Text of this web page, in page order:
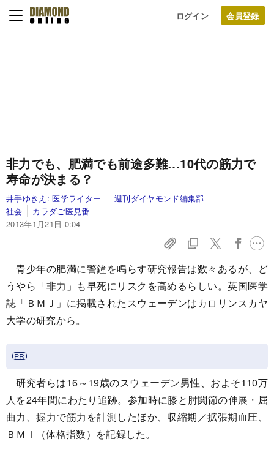
ログイン
非力でも、肥満でも前途多難…10代の筋力で
寿命が決まる？
井手ゆきえ:医学ライター
週刊ダイヤモンド編集部
社会
カラダご医見番
2013年1月21日 0:04
青少年の肥満に警鐘を鳴らす研究報告は数々あるが、ど
うやら「非力」も早死にリスクを高めるらしい。英国医学
誌「ＢＭＪ」に掲載されたスウェーデンはカロリンスカヤ
大学の研究から。
研究者らは16～19歳のスウェーデン男性、およそ110万
人を24年間にわたり追跡。参加時に膝と肘関節の伸展・屈
曲力、握力で筋力を計測したほか、収縮期／拡張期血圧、
ＢＭＩ（体格指数）を記録した。